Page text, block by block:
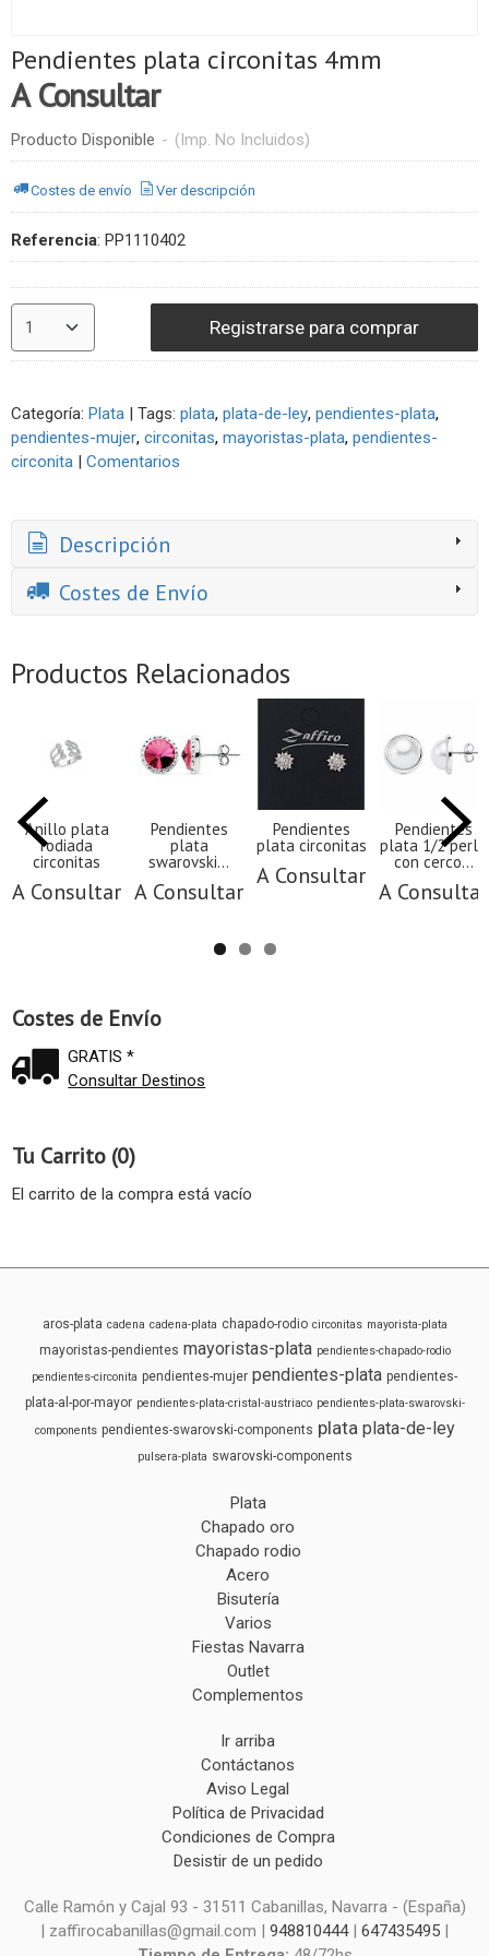
Costes de Envío
GRATIS *
Consultar Destinos
Tu Carrito (0)
El carrito de la compra está vacío
Pendientes plata circonitas 4mm
A Consultar
Producto Disponible - (Imp. No Incluidos)
Costes de envío Ver descripción
Referencia: PP1110402
Registrarse para comprar
Categoría: Plata | Tags: plata plata-de-ley pendientes-plata
pendientes-mujer circonitas mayoristas-plata pendientes-
circonita | Comentarios
Descripción
Costes de Envío
Productos Relacionados
Anillo plata
rodiada
circonitas
A Consultar
Pendientes
plata
swarovski...
A Consultar
Pendientes
plata circonitas
A Consultar
Pendientes
plata 1/2 perla
con cerco...
A Consultar
aros-plata cadena cadena-plata chapado-rodio circonitas mayorista-plata
mayoristas-pendientes mayoristas-plata pendientes-chapado-rodio
pendientes-circonita pendientes-mujer pendientes-plata pendientes-
plata-al-por-mayor pendientes-plata-cristal-austriaco pendientes-plata-swarovski-
components pendientes-swarovski-components plata plata-de-ley
pulsera-plata swarovski-components
Plata
Chapado oro
Chapado rodio
Acero
Bisutería
Varios
Fiestas Navarra
Outlet
Complementos
Ir arriba
Contáctanos
Aviso Legal
Política de Privacidad
Condiciones de Compra
Desistir de un pedido
Calle Ramón y Cajal 93 - 31511 Cabanillas, Navarra - (España)
| zaffirocabanillas@gmail.com | 948810444| 647435495 |